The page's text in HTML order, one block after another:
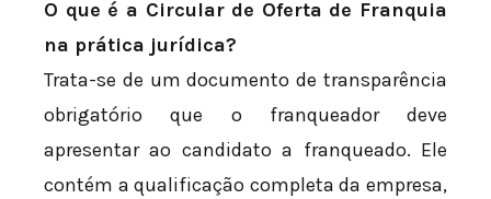
O que é a Circular de Oferta de Franquia
na prática jurídica?
Trata-se de um documento de transparência
obrigatório que o franqueador deve
apresentar ao candidato a franqueado. Ele
contém a qualificação completa da empresa,